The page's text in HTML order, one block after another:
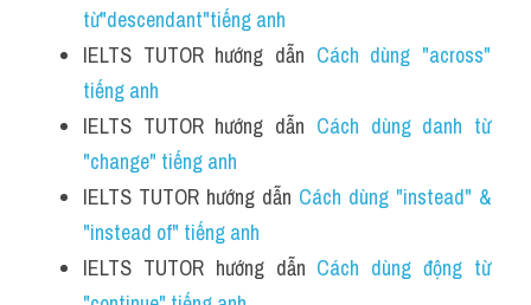
từ"descendant"tiếng anh
IELTS TUTOR hướng dẫn Cách dùng "across"
tiếng anh
IELTS TUTOR hướng dẫn Cách dùng danh từ
"change" tiếng anh
IELTS TUTOR hướng dẫn Cách dùng "instead" &
"instead of" tiếng anh
IELTS TUTOR hướng dẫn Cách dùng động từ